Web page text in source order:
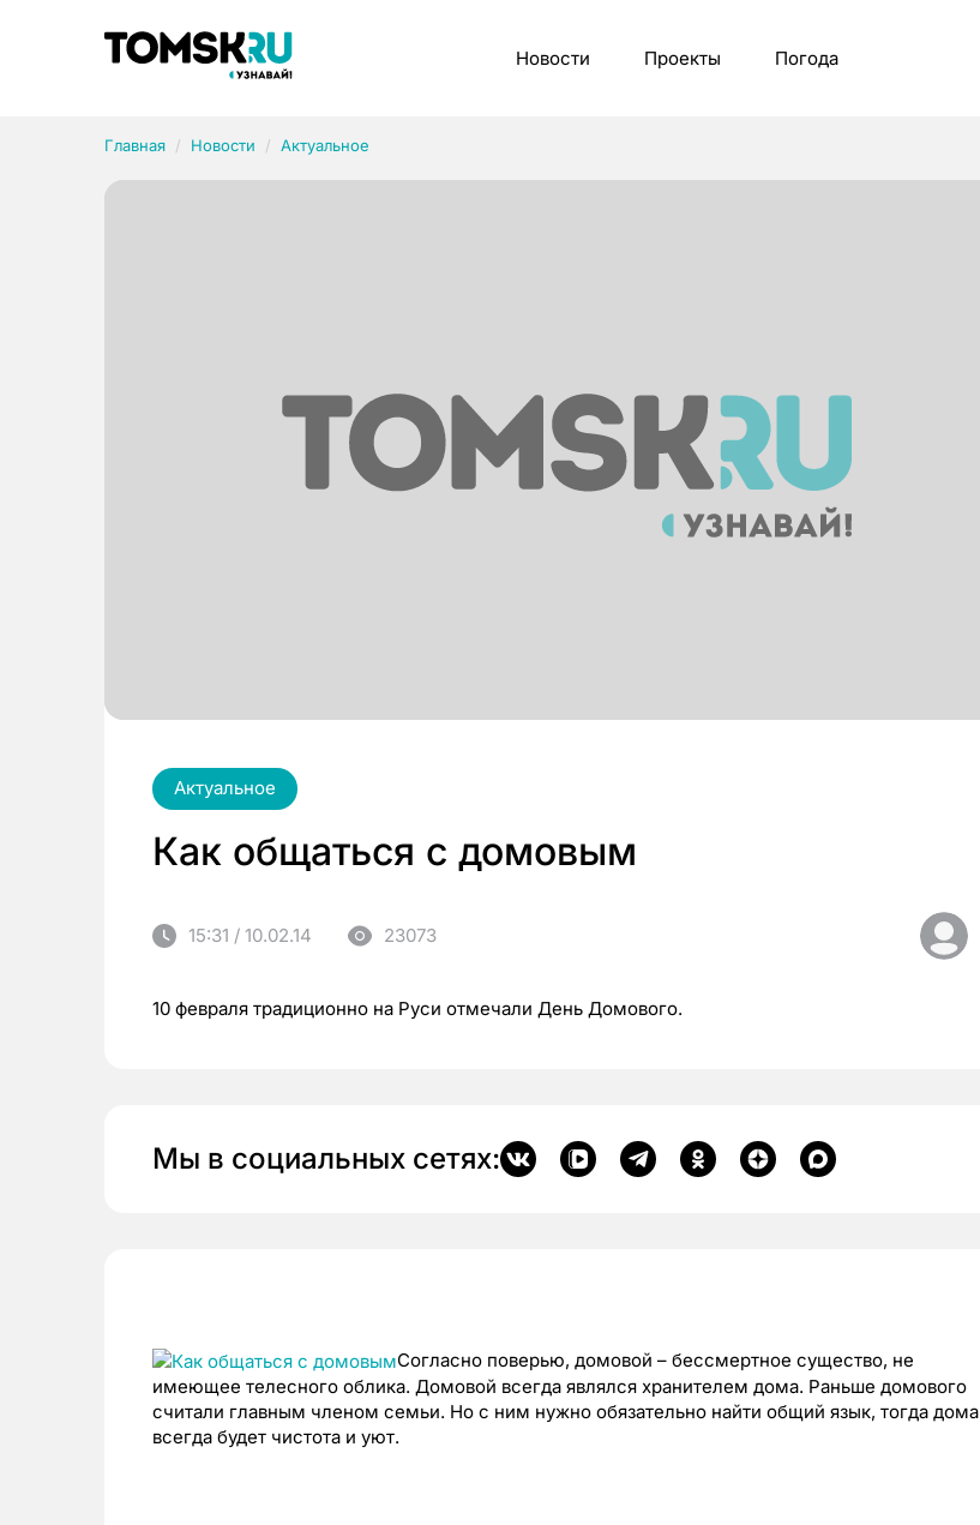
Новости Проекты Погода
Главная Новости Актуальное
Актуальное
Как общаться с домовым
15:31 / 10.02.14 23073
10 февраля традиционно на Руси отмечали День Домового.
Мы в социальных сетях:
Согласно поверью, домовой – бессмертное существо, не
имеющее телесного облика. Домовой всегда являлся хранителем дома. Раньше домового
считали главным членом семьи. Но с ним нужно обязательно найти общий язык, тогда дома
всегда будет чистота и уют.
Рубрики